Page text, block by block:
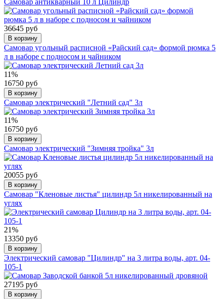
Самовар антикварный 10 л Цилиндр
36645 руб
В корзину
Самовар угольный расписной «Райский сад» формой рюмка 5
л в наборе с подносом и чайником
11%
16750 руб
В корзину
Самовар электрический "Летний сад" 3л
11%
16750 руб
В корзину
Самовар электрический "Зимняя тройка" 3л
20055 руб
В корзину
Самовар "Кленовые листья" цилиндр 5л никелированный на
углях
21%
13350 руб
В корзину
Электрический самовар "Цилиндр" на 3 литра воды, арт. 04-
105-1
27195 руб
В корзину